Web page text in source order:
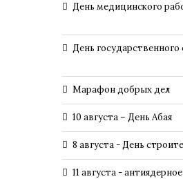
День медицинского
День
Марафон добрых дел
10 августа – День Абая
8 августа - День
11 августа -